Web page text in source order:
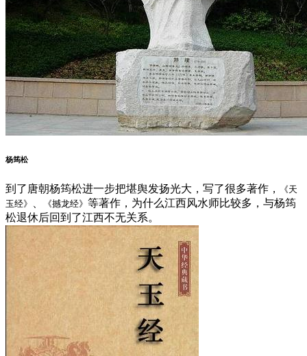
杨筠松
到了唐朝杨筠松进一步把堪舆发扬光大，写了很多著作，
《天
玉经》
《撼龙经》 等著作，为什么江西风水师比较多，与杨筠
松退休后回到了江西不无关系。